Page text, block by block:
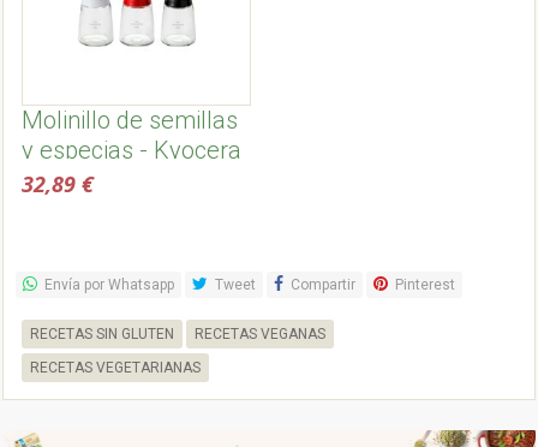
Molinillo de semillas
y especias - Kyocera
32,89 €
Envía por Whatsapp Tweet Compartir Pinterest
RECETAS SIN GLUTEN
RECETAS VEGANAS
RECETAS VEGETARIANAS